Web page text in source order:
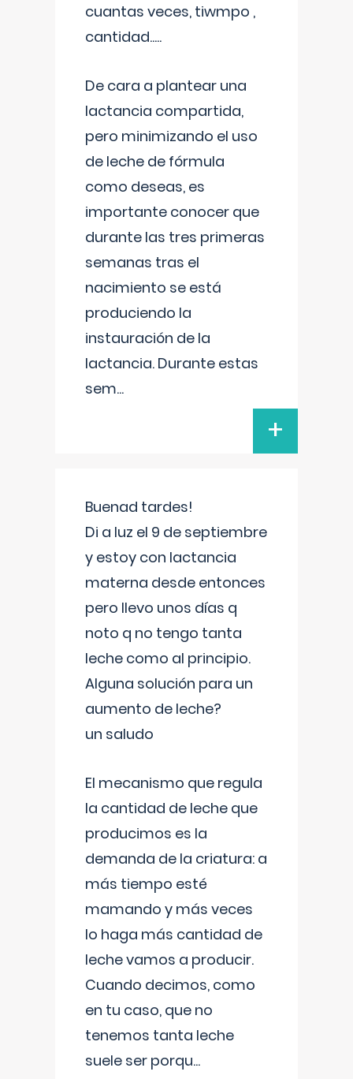
cuantas veces, tiwmpo ,
cantidad.....
De cara a plantear una
lactancia compartida,
pero minimizando el uso
de leche de fórmula
como deseas, es
importante conocer que
durante las tres primeras
semanas tras el
nacimiento se está
produciendo la
instauración de la
lactancia. Durante estas
sem...
+
Buenad tardes!
Di a luz el 9 de septiembre
y estoy con lactancia
materna desde entonces
pero llevo unos días q
noto q no tengo tanta
leche como al principio.
Alguna solución para un
aumento de leche?
un saludo
El mecanismo que regula
la cantidad de leche que
producimos es la
demanda de la criatura: a
más tiempo esté
mamando y más veces
lo haga más cantidad de
leche vamos a producir.
Cuando decimos, como
en tu caso, que no
tenemos tanta leche
suele ser porqu...